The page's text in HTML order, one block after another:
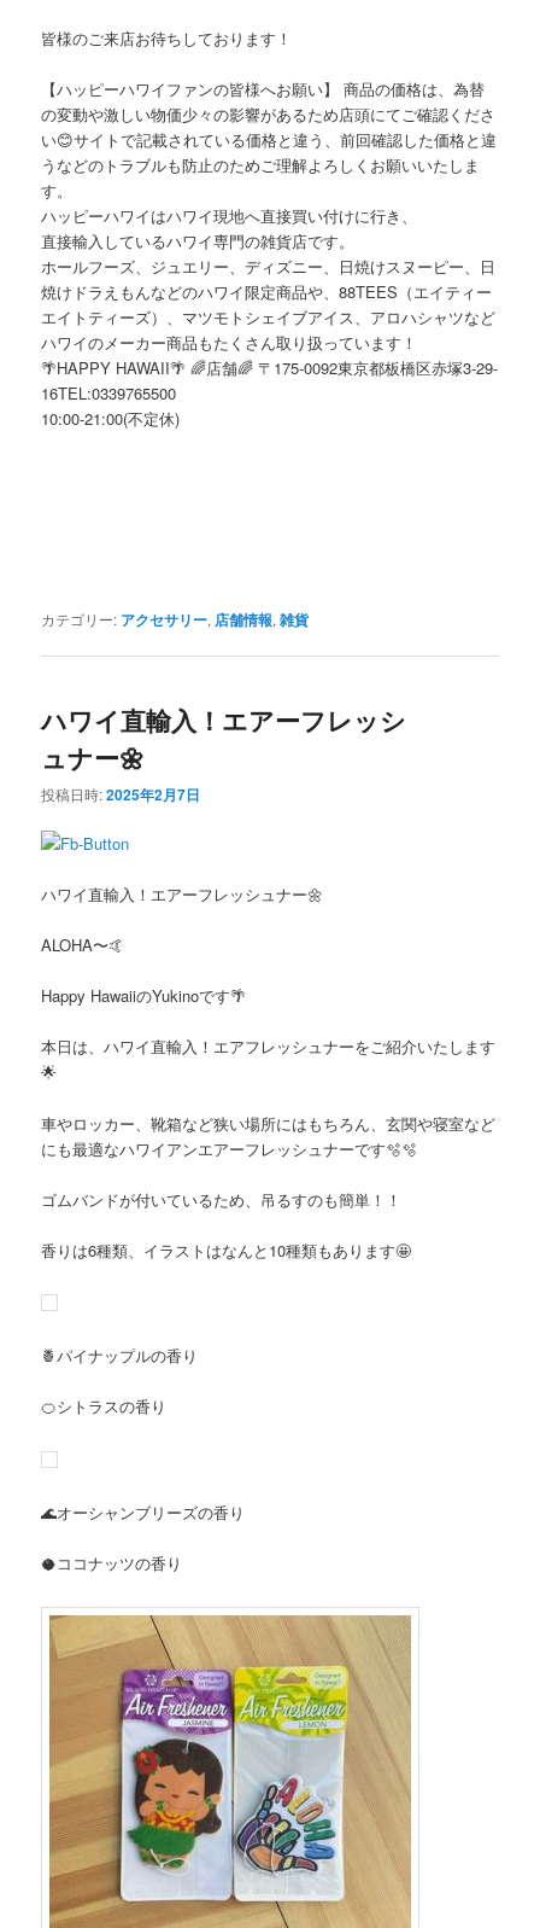
皆様のご来店お待ちしております！
【ハッピーハワイファンの皆様へお願い】 商品の価格は、為替
の変動や激しい物価少々の影響があるため店頭にてご確認くださ
い😊サイトで記載されている価格と違う、前回確認した価格と違
うなどのトラブルも防止のためご理解よろしくお願いいたしま
す。
ハッピーハワイはハワイ現地へ直接買い付けに行き、
直接輸入しているハワイ専門の雑貨店です。
ホールフーズ、ジュエリー、ディズニー、日焼けスヌーピー、日
焼けドラえもんなどのハワイ限定商品や、88TEES（エイティー
エイトティーズ）、マツモトシェイブアイス、アロハシャツなど
ハワイのメーカー商品もたくさん取り扱っています！
🌴HAPPY HAWAII🌴 🌈店舗🌈 〒175-0092東京都板橋区赤塚3-29-
16TEL:0339765500
10:00-21:00(不定休)
カテゴリー: アクセサリー, 店舗情報,雑貨
ハワイ直輸入！エアーフレッシ
ュナー🌼
投稿日時:2025年2月7日
ハワイ直輸入！エアーフレッシュナー🌼
ALOHA〜🤙
Happy HawaiiのYukinoです🌴
本日は、ハワイ直輸入！エアフレッシュナーをご紹介いたします
🌟
車やロッカー、靴箱など狭い場所にはもちろん、玄関や寝室など
にも最適なハワイアンエアーフレッシュナーです🫧🫧
ゴムバンドが付いているため、吊るすのも簡単！！
香りは6種類、イラストはなんと10種類もあります🤩
🍍パイナップルの香り
🍊シトラスの香り
🌊オーシャンブリーズの香り
🥥ココナッツの香り